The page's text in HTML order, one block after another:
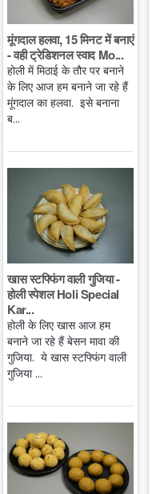
मूंगदाल हलवा, 15 मिनट में बनाएं
- वही ट्रेडिशनल स्वाद Mo...
होली में मिठाई के तौर पर बनाने
के लिए आज हम बनाने जा रहे हैं
मूंगदाल का हलवा. इसे बनाना
ब...
खास स्टफ्फिंग वाली गुजिया -
होली स्पेशल Holi Special
Kar...
होली के लिए खास आज हम
बनाने जा रहे हैं बेसन मावा की
गुजिया. ये खास स्टफ्फिंग वाली
गुजिया ...